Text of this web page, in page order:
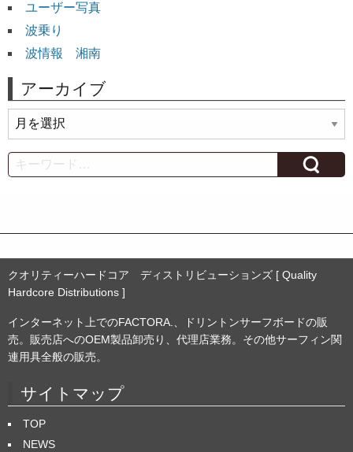
ユーザー写真
波乗り
波情報 湘南
アーカイブ
ー
カ
イ
Search
クオリティーハードコア ディストリビューションズ [ Quality
Hardcore Distributions ]
インターネット上でのFACTORA.、ドリントンサーフボードの販
売。販売店へのOEM製品卸売り、代理店業務。その他サーフィン関
連用具全般の販売。
サイトマップ
TOP
NEWS